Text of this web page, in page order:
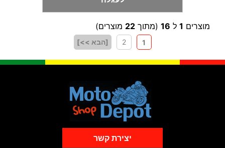
מוצרים 1 ל 16 (מתוך 22 מוצרים)
1
2 [הבא >>]
יצירת קשר